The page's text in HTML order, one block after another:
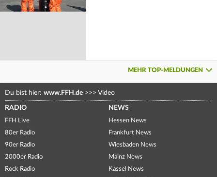
MEHR TOP-MELDUNGEN
Du bist hier: www.FFH.de >>> Video
RADIO
FFH Live
80er Radio
90er Radio
2000er Radio
Rock Radio
NEWS
Hessen News
Frankfurt News
Wiesbaden News
Mainz News
Kassel News